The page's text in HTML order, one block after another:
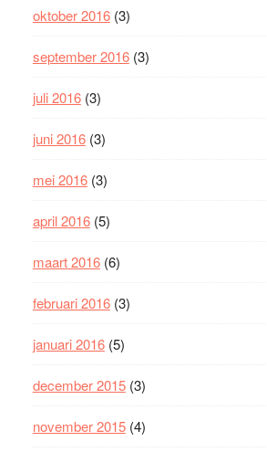
oktober 2016(3)
september 2016(3)
juli 2016(3)
juni 2016(3)
mei 2016(3)
april 2016(5)
maart 2016(6)
februari 2016(3)
januari 2016(5)
december 2015(3)
november 2015(4)